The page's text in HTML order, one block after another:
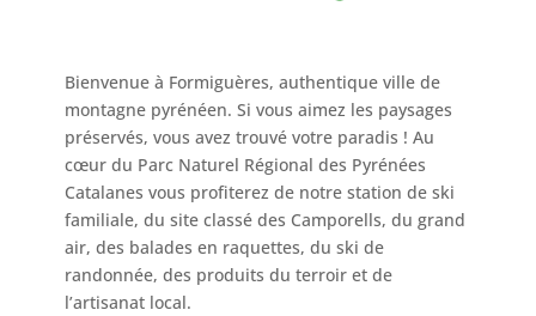
Bienvenue à Formiguères, authentique ville de
montagne pyrénéen. Si vous aimez les paysages
préservés, vous avez trouvé votre paradis ! Au
cœur du Parc Naturel Régional des Pyrénées
Catalanes vous profiterez de notre station de ski
familiale, du site classé des Camporells, du grand
air, des balades en raquettes, du ski de
randonnée, des produits du terroir et de
l’artisanat local.